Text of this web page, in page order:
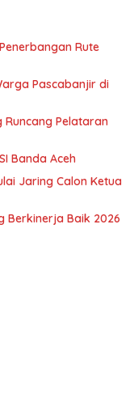
Rute
Pascabanjir di
Pelataran
Banda Aceh
Jaring Calon Ketua
Berkinerja Baik 2026